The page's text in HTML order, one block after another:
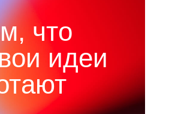
что
идеи